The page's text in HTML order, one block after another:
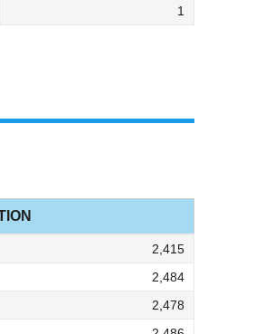
1
2,415
2,484
2,478